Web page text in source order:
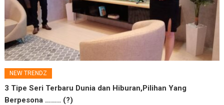
NEW TRENDZ
3 Tipe Seri Terbaru Dunia dan Hiburan,Pilihan Yang
Berpesona …….. (?)